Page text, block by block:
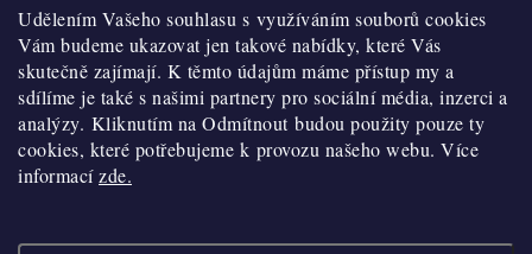
Udělením Vašeho souhlasu s využíváním souborů cookies
Vám budeme ukazovat jen takové nabídky, které Vás
skutečně zajímají. K těmto údajům máme přístup my a
sdílíme je také s našimi partnery pro sociální média, inzerci a
analýzy. Kliknutím na Odmítnout budou použity pouze ty
cookies, které potřebujeme k provozu našeho webu. Více
informacízde.
Obchodní podmínky
Hodnocení obchodu
Blog
Moje objednávka
Historie
Kontakty
O nákupu
Reklamace a vratky
Výdejní místa